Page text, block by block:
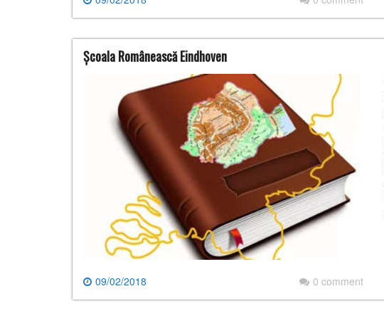
Școala Românească Eindhoven
09/02/2018 0 comment